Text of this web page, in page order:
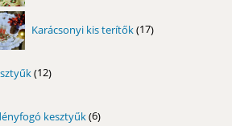
Karácsonyi kis terítők 17
termék
12
termék
kesztyűk 6